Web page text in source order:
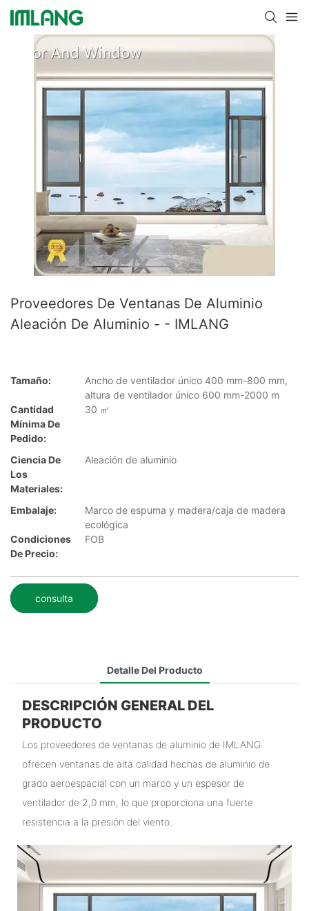
Proveedores De Ventanas De Aluminio
Aleación De Aluminio - - IMLANG
Tamaño:
Ancho de ventilador único 400 mm-800 mm,
altura de ventilador único 600 mm-2000 m
Cantidad
Mínima De
Pedido:
30 ㎡
Ciencia De
Los
Materiales:
Aleación de aluminio
Embalaje:
Marco de espuma y madera/caja de madera
ecológica
Condiciones
De Precio:
FOB
consulta
Detalle Del Producto
DESCRIPCIÓN GENERAL DEL
PRODUCTO
Los proveedores de ventanas de aluminio de IMLANG
ofrecen ventanas de alta calidad hechas de aluminio de
grado aeroespacial con un marco y un espesor de
ventilador de 2,0 mm, lo que proporciona una fuerte
resistencia a la presión del viento.